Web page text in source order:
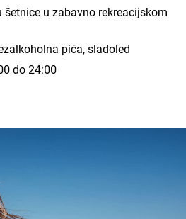
šetnice u zabavno rekreacijskom
pića, sladoled
do 24:00